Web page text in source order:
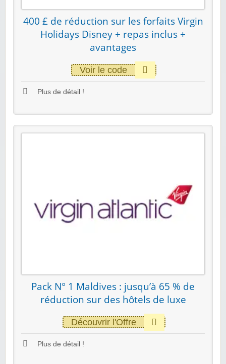
400 £ de réduction sur les forfaits Virgin
Holidays Disney + repas inclus +
avantages
Voir le code
Plus de détail !
Pack N° 1 Maldives : jusqu’à 65 % de
réduction sur des hôtels de luxe
Découvrir l'Offre
Plus de détail !